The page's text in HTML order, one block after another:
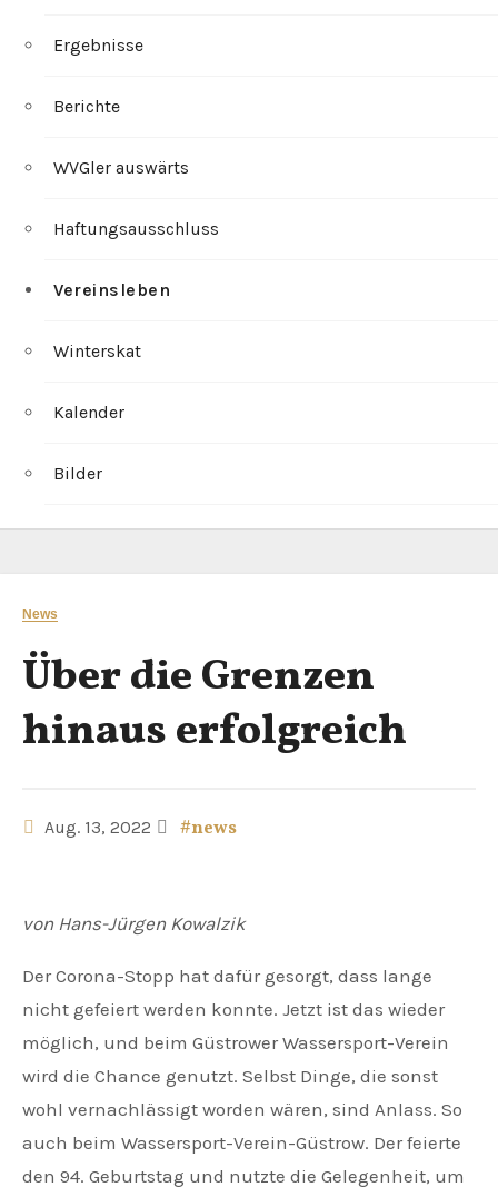
Ergebnisse
Berichte
WVGler auswärts
Haftungsausschluss
Vereinsleben
Winterskat
Kalender
Bilder
News
Über die Grenzen
hinaus erfolgreich
Aug. 13, 2022 #news
von Hans-Jürgen Kowalzik
Der Corona-Stopp hat dafür gesorgt, dass lange
nicht gefeiert werden konnte. Jetzt ist das wieder
möglich, und beim Güstrower Wassersport-Verein
wird die Chance genutzt. Selbst Dinge, die sonst
wohl vernachlässigt worden wären, sind Anlass. So
auch beim Wassersport-Verein-Güstrow. Der feierte
den 94. Geburtstag und nutzte die Gelegenheit, um